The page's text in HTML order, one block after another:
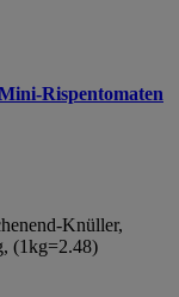
Rispentomaten
Knüller,
(1kg=2.48)